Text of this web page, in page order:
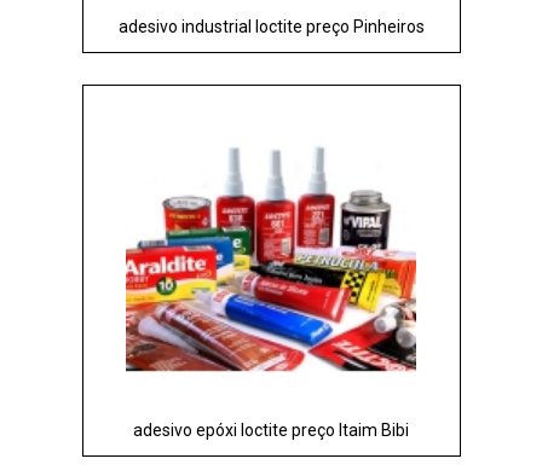
adesivo industrial loctite preço Pinheiros
adesivo epóxi loctite preço Itaim Bibi